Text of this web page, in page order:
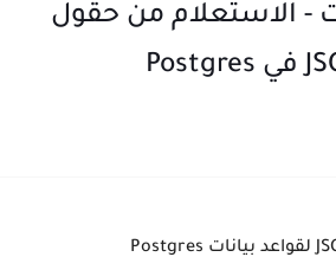
- الاستعلام من حقول